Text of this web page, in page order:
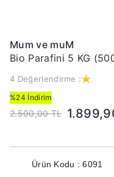
Mum ve muM
Bio Parafini 5 KG
4 Değerlendirme :
%24 İndirim
2.500,00 TL
Ürün Kodu : 6091